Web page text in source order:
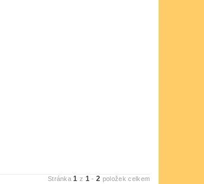
Stránka1 z 1 -2 položek celkem